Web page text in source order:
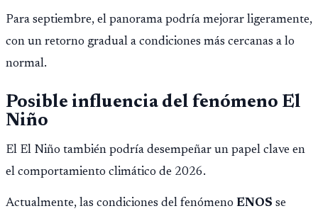
Para septiembre, el panorama podría mejorar ligeramente,
con un retorno gradual a condiciones más cercanas a lo
normal.
Posible influencia del fenómeno El
Niño
El El Niño también podría desempeñar un papel clave en
el comportamiento climático de 2026.
Actualmente, las condiciones del fenómeno ENOS se